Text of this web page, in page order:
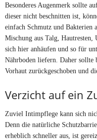
Besonderes Augenmerk sollte
dieser nicht beschnitten ist,
einfach Schmutz und Bakterien
Mischung aus Talg, Hautresten,
sich hier anhäufen und so für
Nährboden liefern. Daher sollte
Vorhaut zurückgeschoben und
Verzicht auf ein
Zuviel Intimpflege kann sich
Denn die natürliche
erheblich schneller aus, ist